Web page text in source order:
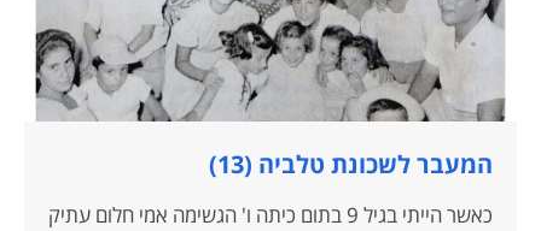
המעבר לשכונת טלביה (13)
כאשר הייתי בגיל 9 בתום כיתה ו' הגשימה אמי חלום עתיק